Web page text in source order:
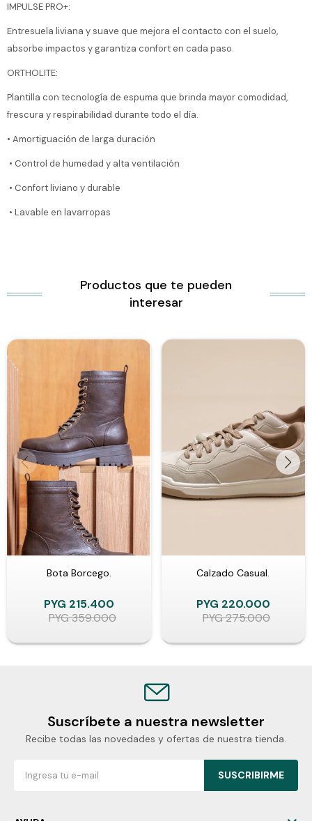
IMPULSE PRO+:
Entresuela liviana y suave que mejora el contacto con el suelo,
absorbe impactos y garantiza confort en cada paso.
ORTHOLITE:
Plantilla con tecnología de espuma que brinda mayor comodidad,
frescura y respirabilidad durante todo el día.
• Amortiguación de larga duración
• Control de humedad y alta ventilación
• Confort liviano y durable
• Lavable en lavarropas
Productos que te pueden
interesar
Bota Borcego.
PYG 215.400
PYG359.000
Calzado Casual.
PYG 220.000
PYG275.000
Suscríbete a nuestra newsletter
Recibe todas las novedades y ofertas de nuestra tienda.
SUSCRIBIRME